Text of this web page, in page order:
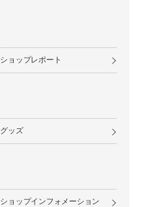
ショップレポート
グッズ
ショップインフォメーション